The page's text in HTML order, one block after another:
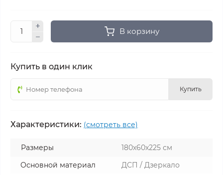
В корзину
Купить в один клик
Купить
Характеристики: (смотреть все)
Размеры
180х60х225 см
Основной материал
ДСП / Дзеркало